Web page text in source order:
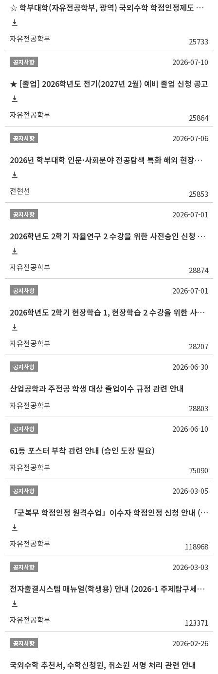
☆ 학부대학(자유전공학부, 광역) 국외수학 학점인정제도 변경 안내(2027-1학기 파견학생부터)
자유전공학부 25733
공지사항
★ [졸업] 2026학년도 전기(2027년 2월) 예비 졸업 신청 공고
자유전공학부 25864
2026-07-10
공지사항
2026년 학부대학 인문·사회분야 전공탐색 특화 해외 현장학습 프로그램(중국) 모집 안내
전현선 25853
2026-07-06
공지사항
2026학년도 2학기 자율연구 2 수강을 위한 사전승인 신청 안내
자유전공학부 28874
2026-07-01
공지사항
2026학년도 2학기 현장학습 1, 현장학습 2 수강을 위한 사전승인 신청 안내
자유전공학부 28207
2026-07-01
공지사항
산업공학과 주전공 학생 대상 졸업이수 규정 관련 안내
자유전공학부 28803
2026-06-30
공지사항
61동 포스터 부착 관련 안내 (승인 도장 필요)
자유전공학부 75090
2026-06-10
공지사항
「군복무 학점인정 원격수업」이수자 학점인정 신청 안내 (2025-2 이전 군복무 원격수업 수강자 필독)
자유전공학부 118968
2026-03-05
공지사항
전자출결시스템 매뉴얼(학생용) 안내 (2026-1 주제탐구세미나 1 (001 분반) 등)
자유전공학부 123371
2026-03-03
공지사항
국외수학 추천서, 수학신청원, 취소원 서명 처리 관련 안내
2026-02-26